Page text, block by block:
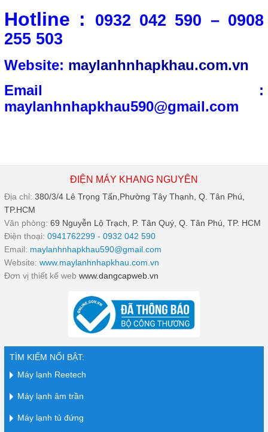
Hotline :
0932 042 590 – 0908
255 503
Website: maylanhnhapkhau.com.vn
Email :
maylanhnhapkhau590@gmail.com
ĐIỆN MÁY KHANG NGUYÊN
Địa chỉ: 380/3/4 Lê Trọng Tấn,Phường Tây Thạnh, Q. Tân Phú,
TP.HCM
Văn phòng: 69 Nguyễn Lộ Trạch, P. Tân Quý, Q. Tân Phú, TP. HCM
Điện thoại: 0941762299 - 0932 042 590
Email: maylanhnhapkhau590@gmail.com
Website: www.maylanhnhapkhau.com.vn
Đơn vị thiết kế web www.dangcapweb.vn
TÌM KIẾM NỔI BẬT:
Máy lạnh Reetech
Máy lạnh âm trần
Máy lạnh tủ đứng